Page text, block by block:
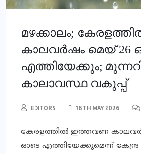
മഴക്കാലം;
കാലവര്‍ഷം മെയ് 26
എത്തിയേക്കും;
കാലാവസ്ഥ വകുപ്പ്
EDITORS 16TH MAY 2026
കേരളത്തില്‍ ഇത്തവണ
ഓടെ എത്തിയേക്കുമെന്ന്